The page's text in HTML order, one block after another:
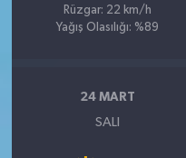
Rüzgar: 22 km/h
Yağış Olasılığı: %89
24 MART
SALI